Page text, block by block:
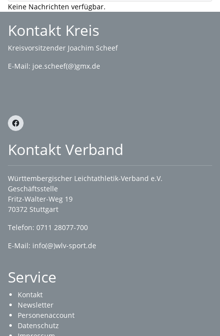
Keine Nachrichten verfügbar.
Kontakt Kreis
Kreisvorsitzender Joachim Scheef
E-Mail: joe.scheef(@)gmx.de
Kontakt Verband
Württembergischer Leichtathletik-Verband e.V.
Geschäftsstelle
Fritz-Walter-Weg 19
70372 Stuttgart
Telefon: 0711 28077-700
E-Mail: info(@)wlv-sport.de
Service
Kontakt
Newsletter
Personenaccount
Datenschutz